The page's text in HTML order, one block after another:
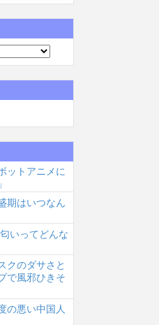
ットアニメに
期はいつなん
いってどんな
クのダサさと
で風邪ひきそ
の悪い中国人